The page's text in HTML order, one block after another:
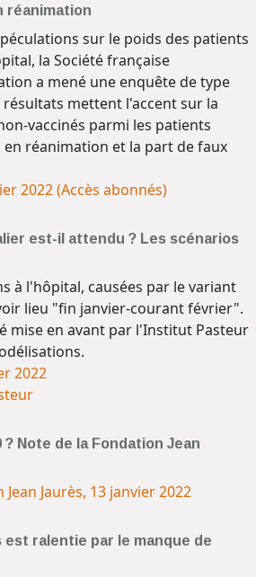
réanimation
sur le poids des patients
la Société française
a mené une enquête de type
mettent l'accent sur la
vaccinés parmi les patients
en réanimation et la part de faux
2022 (Accès abonnés)
est-il attendu ? Les scénarios
à l'hôpital, causées par le variant
lieu "fin janvier-courant février".
mise en avant par l'Institut Pasteur
2022
? Note de la Fondation Jean
Jaurès, 13 janvier 2022
est ralentie par le manque de